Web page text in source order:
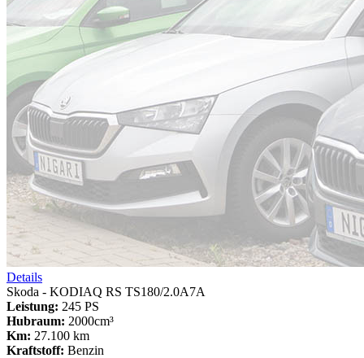
Details
Skoda - KODIAQ RS TS180/2.0A7A
Leistung: 245 PS
Hubraum: 2000cm³
Km: 27.100 km
Kraftstoff: Benzin